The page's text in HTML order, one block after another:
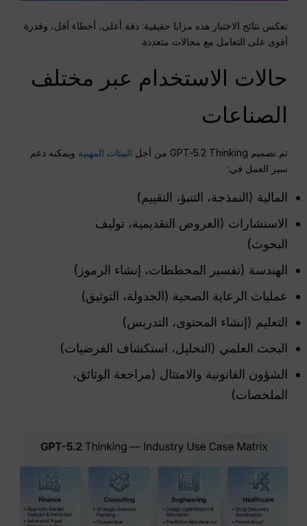
تعكس نتائج الاختبار هذه مزايا حقيقية: دقة أعلى، أخطاء أقل، وقدرة
أقوى على التعامل مع مجالات متعددة.
حالات الاستخدام عبر مختلف
الصناعات
تم تصميم GPT‑5.2 Thinking من أجل البيئات المهنية ويمكنه دعم
سير العمل في:
المالية (النمذجة، التنبؤ، التقييم)
الاستشارات (العروض التقديمية، توليف
البحوث)
الهندسة (تفسير المخططات، إنشاء الرموز)
عمليات الرعاية الصحية (الجدولة، التوثيق)
التعليم (إنشاء المحتوى، التدريس)
البحث العلمي (التحليل، استكشاف الفرضيات)
الشؤون القانونية والامتثال (مراجعة الوثائق،
الملخصات)